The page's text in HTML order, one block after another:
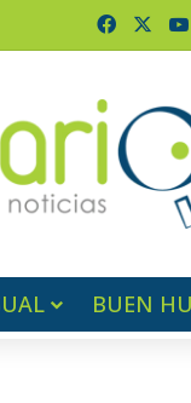
Facebook
BUEN